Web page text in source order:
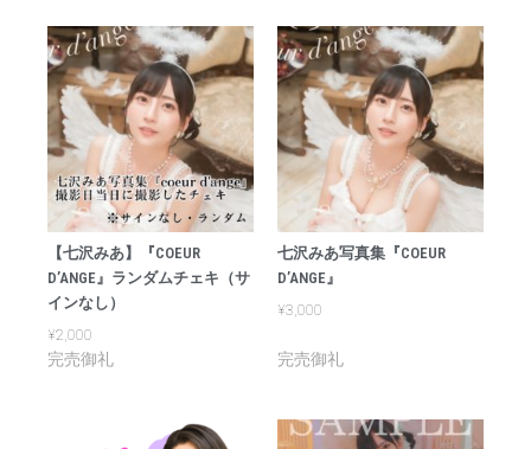
【七沢みあ】『COEUR
D’ANGE』ランダムチェキ（サ
インなし）
¥2,000
七沢みあ写真集『COEUR
D’ANGE』
¥3,000